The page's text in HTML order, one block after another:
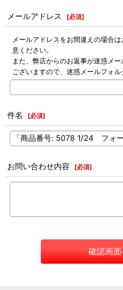
メールアドレス [必須]
メールアドレスをお間違えの場合
意ください。
また、弊店からのお返事が迷惑メ
ございますので、迷惑メールフォル
件名 [必須]
お問い合わせ内容 [必須]
確認画